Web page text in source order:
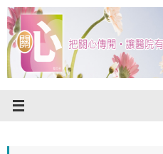
Skip
to
content